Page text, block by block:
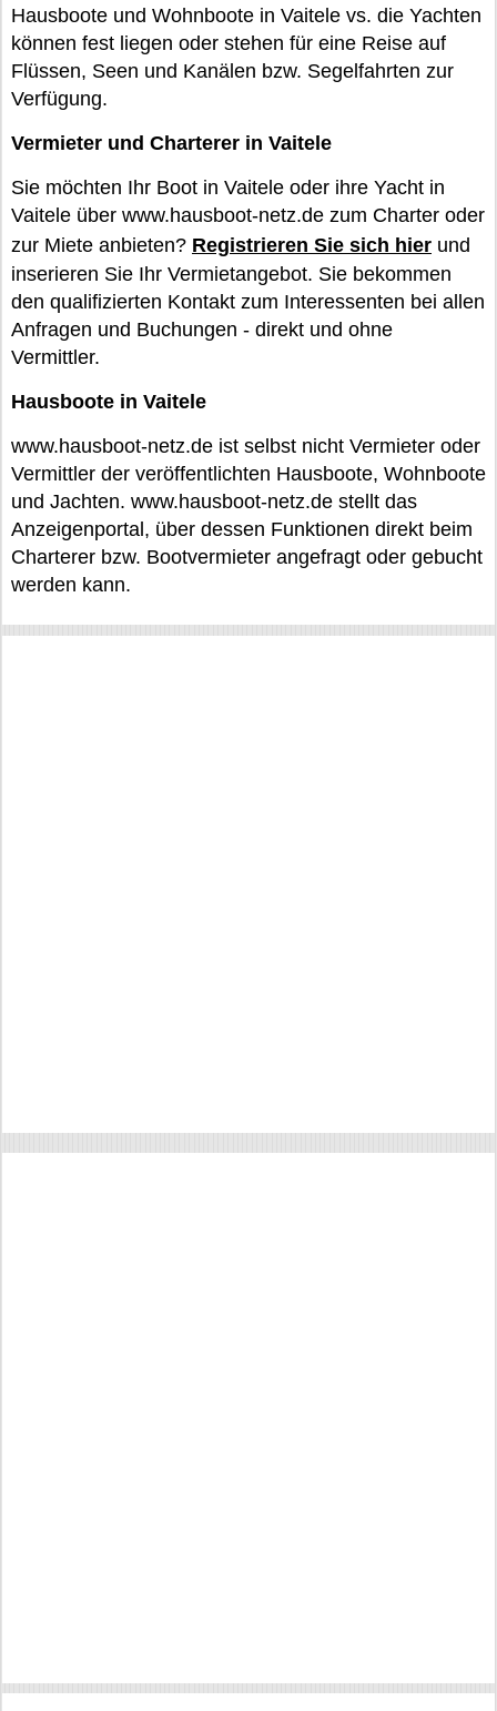
Hausboote und Wohnboote in Vaitele vs. die Yachten
können fest liegen oder stehen für eine Reise auf
Flüssen, Seen und Kanälen bzw. Segelfahrten zur
Verfügung.
Vermieter und Charterer in Vaitele
Sie möchten Ihr Boot in Vaitele oder ihre Yacht in
Vaitele über www.hausboot-netz.de zum Charter oder
zur Miete anbieten? Registrieren Sie sich hier und
inserieren Sie Ihr Vermietangebot. Sie bekommen
den qualifizierten Kontakt zum Interessenten bei allen
Anfragen und Buchungen - direkt und ohne
Vermittler.
Hausboote in Vaitele
www.hausboot-netz.de ist selbst nicht Vermieter oder
Vermittler der veröffentlichten Hausboote, Wohnboote
und Jachten. www.hausboot-netz.de stellt das
Anzeigenportal, über dessen Funktionen direkt beim
Charterer bzw. Bootvermieter angefragt oder gebucht
werden kann.